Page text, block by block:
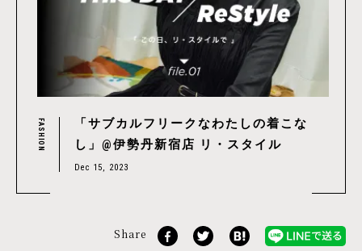
FASHION
「サブカルフリークなわたしの着こな
し」@伊勢丹新宿店 リ・スタイル
Dec 15, 2023
Share